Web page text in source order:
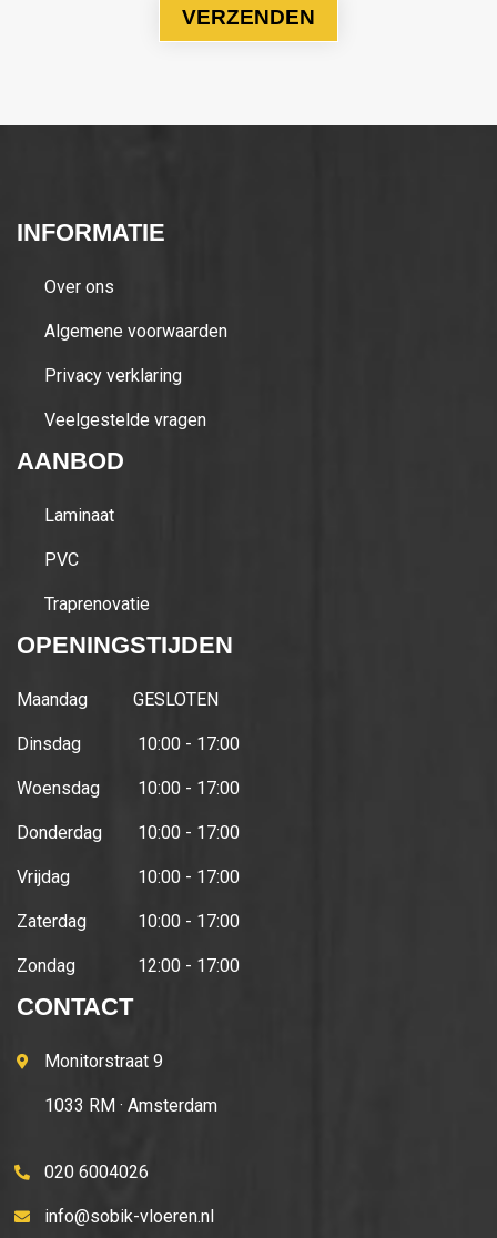
INFORMATIE
Over ons
Algemene voorwaarden
Privacy verklaring
Veelgestelde vragen
AANBOD
Laminaat
PVC
Traprenovatie
OPENINGSTIJDEN
Maandag GESLOTEN
Dinsdag 10:00 - 17:00
Woensdag 10:00 - 17:00
Donderdag 10:00 - 17:00
Vrijdag 10:00 - 17:00
Zaterdag 10:00 - 17:00
Zondag 12:00 - 17:00
CONTACT
Monitorstraat 9
1033 RM · Amsterdam
020 6004026
info@sobik-vloeren.nl